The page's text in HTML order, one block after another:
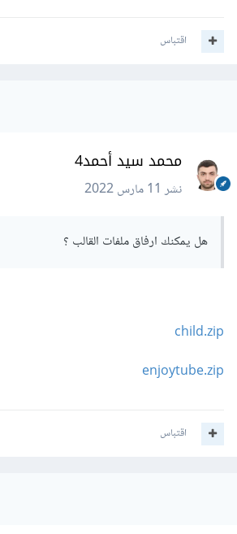
اقتباس
محمد سيد أحمد4
نشر11 مارس 2022
هل يمكنك ارفاق ملفات القالب ؟
child.zip
enjoytube.zip
اقتباس